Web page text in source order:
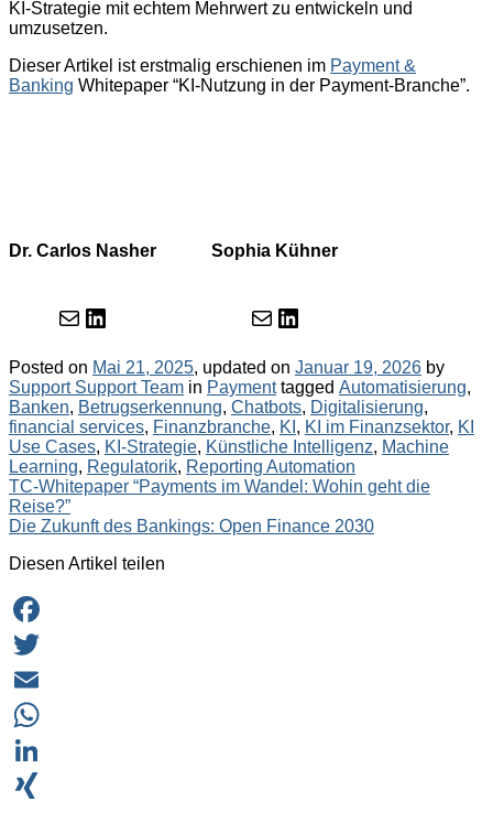
KI-Strategie mit echtem Mehrwert zu entwickeln und
umzusetzen.
Dieser Artikel ist erstmalig erschienen im Payment &
Banking Whitepaper “KI-Nutzung in der Payment-Branche”.
Dr. Carlos Nasher
E-MailLinkedIn
Sophia Kühner
E-MailLinkedIn
Posted on Mai 21, 2025, updated on Januar 19, 2026 by
Support Support Team in Categories
Paymenttagged Tags
Automatisierung,
Banken, Betrugserkennung, Chatbots, Digitalisierung,
financial services, Finanzbranche, KI , KI im Finanzsektor, KI
Use Cases, KI-Strategie, Künstliche Intelligenz, Machine
Learning, Regulatorik, Reporting Automation
Post
navigation
TC-Whitepaper “Payments im Wandel: Wohin geht die
Reise?”
Die Zukunft des Bankings: Open Finance 2030
Diesen Artikel teilen
Facebook
Twitter
Email
WhatsApp
LinkedIn